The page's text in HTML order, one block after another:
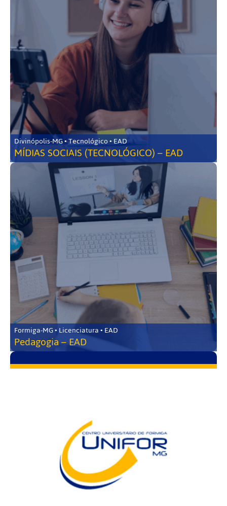
Divinópolis-MG • Tecnológico • EAD
MÍDIAS SOCIAIS (TECNOLÓGICO) – EAD
Formiga-MG • Licenciatura • EAD
Pedagogia – EAD